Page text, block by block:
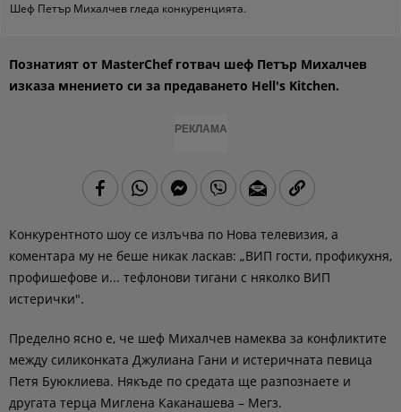
Шеф Петър Михалчев гледа конкуренцията.
Познатият от MasterChef готвач шеф Петър Михалчев
изказа мнението си за предаването Hell's Kitchen.
РЕКЛАМА
Конкурентното шоу се излъчва по Нова телевизия, a
коментара му не беше никак ласкав: „ВИП гости, профикухня,
профишефове и... тефлонови тигани с няколко ВИП
истерички".
Пределно ясно е, че шеф Михалчев намеква за конфликтите
между силиконката Джулиана Гани и истеричната певица
Петя Буюклиева. Някъде по средата ще разпознаете и
другата терца Миглена Каканашева – Мегз.